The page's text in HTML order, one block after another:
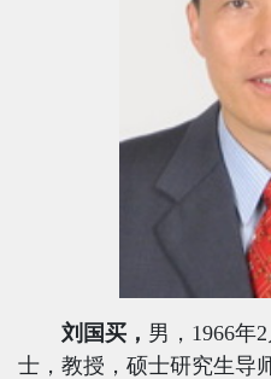
刘国买， 男， 1966年2
士，教授，硕士研究生导